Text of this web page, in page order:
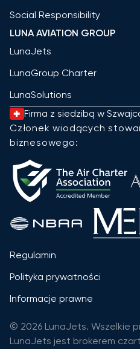
Social Responsibility
LUNA AVIATION GROUP
LunaJets
LunaGroup Charter
LunaSolutions
Firma z siedzibą w
Członek wiodących
biznesowego:
Regulamin
Polityka prywatności
Informacje prawne
© 2026 LunaJets. Wszelkie
LunaJets jest brokerem